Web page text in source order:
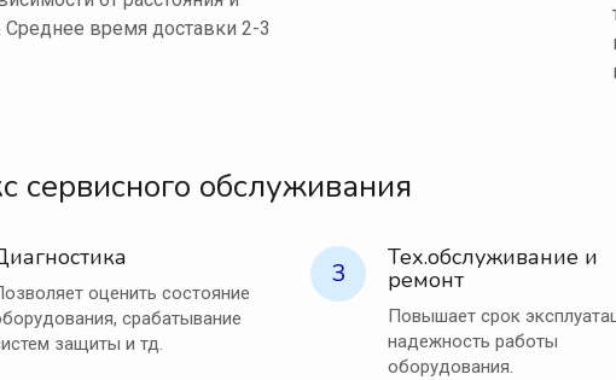
Среднее время доставки 2-3
обслуживания
оценить состояние
срабатывание
защиты и тд.
3 Тех.обслуживание и
ремонт
Повышает срок
надежность работы
оборудования.